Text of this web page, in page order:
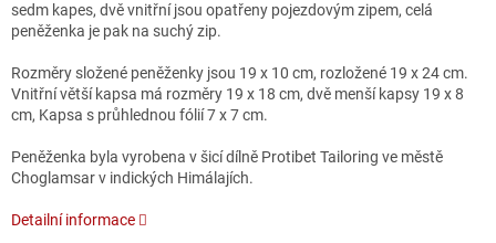
sedm kapes, dvě vnitřní jsou opatřeny pojezdovým zipem, celá
peněženka je pak na suchý zip.
Rozměry složené peněženky jsou 19 x 10 cm, rozložené 19 x 24 cm.
Vnitřní větší kapsa má rozměry 19 x 18 cm, dvě menší kapsy 19 x 8
cm, Kapsa s průhlednou fólií 7 x 7 cm.
Peněženka byla vyrobena v šicí dílně Protibet Tailoring ve městě
Choglamsar v indických Himálajích.
Detailní informace